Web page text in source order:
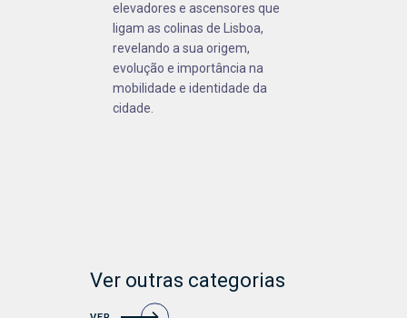
elevadores e ascensores que
ligam as colinas de Lisboa,
revelando a sua origem,
evolução e importância na
mobilidade e identidade da
cidade.
Ver outras categorias